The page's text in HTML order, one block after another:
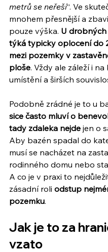
metrů se neřeší“. Ve
mnohem přesnější a
pouze výška. U
týká typicky oplocení do
mezi pozemky v
ploše. Vždy ale záleží i
umístění a širších
Podobně zrádné je to u
sice často mluví o
tady zdaleka nejde jen o
Aby bazén spadal do
musí se nacházet na
rodinného domu nebo
A co je v praxi to
zásadní roli odstup
pozemku.
Jak je to za
vzato